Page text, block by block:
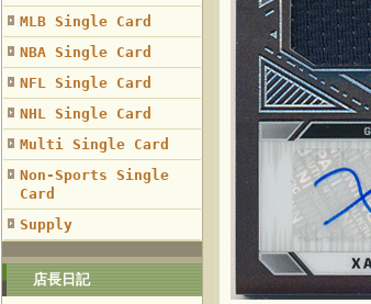
MLB Single Card
NBA Single Card
NFL Single Card
NHL Single Card
Multi Single Card
Non-Sports Single
Card
Supply
店長日記